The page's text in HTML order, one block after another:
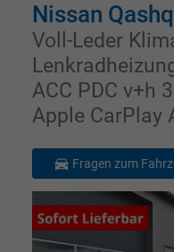
Nissan
Voll-Leder
ACC PDC v+h
Apple CarPlay
Fragen zum